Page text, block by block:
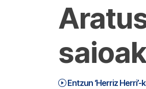
Entzun ‘Herriz